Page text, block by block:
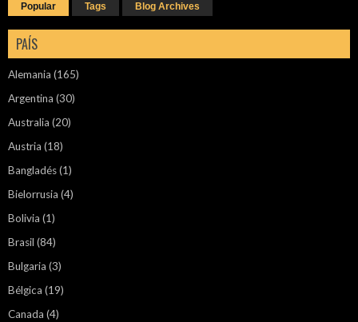
Popular Tags Blog Archives
PAÍS
Alemania (165)
Argentina (30)
Australia (20)
Austria (18)
Bangladés(1)
Bielorrusia (4)
Bolivia (1)
Brasil (84)
Bulgaria (3)
Bélgica (19)
Canada (4)